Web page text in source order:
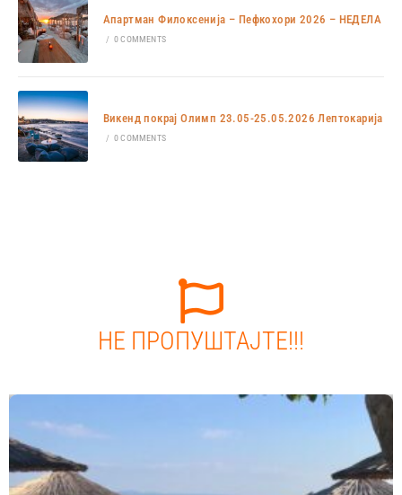
Апартман Филоксенија – Пефкохори 2026 – НЕДЕЛА
/ 0 COMMENTS
Викенд покрај Олимп 23.05-25.05.2026 Лептокарија
/ 0 COMMENTS
НЕ ПРОПУШТАЈТЕ!!!